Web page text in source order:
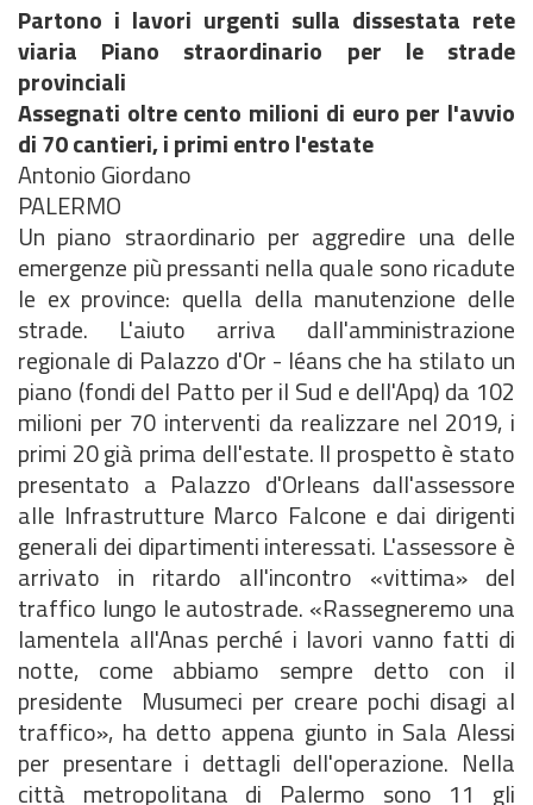
Partono i lavori urgenti sulla dissestata rete
viaria Piano straordinario per le strade
provinciali
Assegnati oltre cento milioni di euro per l'avvio
di 70 cantieri, i primi entro l'estate
Antonio Giordano
PALERMO
Un piano straordinario per aggredire una delle
emergenze più pressanti nella quale sono ricadute
le ex province: quella della manutenzione delle
strade. L'aiuto arriva dall'amministrazione
regionale di Palazzo d'Or - léans che ha stilato un
piano (fondi del Patto per il Sud e dell'Apq) da 102
milioni per 70 interventi da realizzare nel 2019, i
primi 20 già prima dell'estate. Il prospetto è stato
presentato a Palazzo d'Orleans dall'assessore
alle Infrastrutture Marco Falcone e dai dirigenti
generali dei dipartimenti interessati. L'assessore è
arrivato in ritardo all'incontro «vittima» del
traffico lungo le autostrade. «Rassegneremo una
lamentela all'Anas perché i lavori vanno fatti di
notte, come abbiamo sempre detto con il
presidente Musumeci per creare pochi disagi al
traffico», ha detto appena giunto in Sala Alessi
per presentare i dettagli dell'operazione. Nella
città metropolitana di Palermo sono 11 gli